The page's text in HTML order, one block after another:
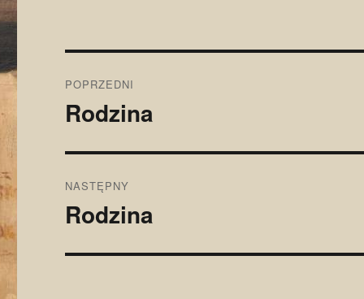
wpisu
POPRZEDNI
Poprzedni
Rodzina
NASTĘPNY
Następny
Rodzina